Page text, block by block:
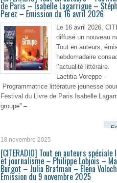
de Paris – Isabelle Lagarrigue –
Perez – Emission du 16 avril 2026
Le 16 avril 2026,
diffusé un nouveau
Tout en auteurs,
hebdomadaire
l’actualité
Laetitia Voreppe –
Programmatrice littérature jeunesse
Festival du Livre de Paris Isabelle
groupe” –
18 novembre 2025
[CITERADIO] Tout en auteurs
et journalisme – Philippe Lobjois –
Burgot – Julia Brafman – Elena
Émission du 9 novembre 2025